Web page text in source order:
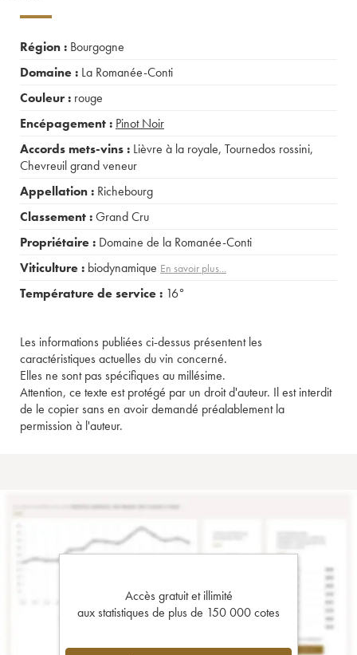
Région : Bourgogne
Domaine : La Romanée-Conti
Couleur : rouge
Encépagement : Pinot Noir
Accords mets-vins : Lièvre à la royale, Tournedos rossini,
Chevreuil grand veneur
Appellation : Richebourg
Classement :Grand Cru
Propriétaire : Domaine de la Romanée-Conti
Viticulture : biodynamique En savoir plus...
Température de service : 16°
Les informations publiées ci-dessus présentent les
caractéristiques actuelles du vin concerné.
Elles ne sont pas spécifiques au millésime.
Attention, ce texte est protégé par un droit d'auteur. Il est interdit
de le copier sans en avoir demandé préalablement la
permission à l'auteur.
Accès gratuit et illimité
aux statistiques de plus de 150 000 cotes